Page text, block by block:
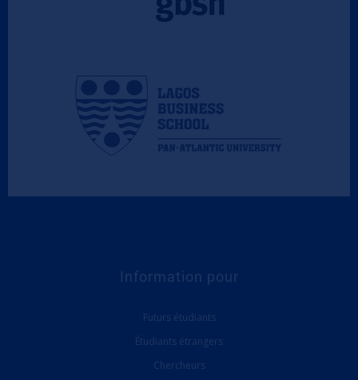
Information pour
Futurs étudiants
Étudiants étrangers
Chercheurs